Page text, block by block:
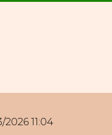
2026 11:04